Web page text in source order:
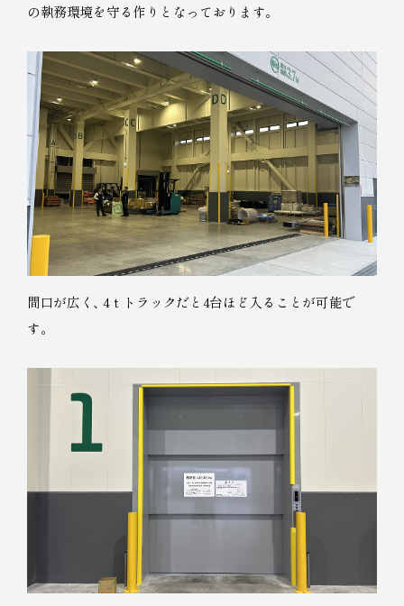
の執務環境を守る作りとなっております。
間口が広く 、 4ｔトラックだと4台ほど入ることが可能で
す。